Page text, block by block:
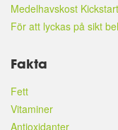
Medelhavskost
För att lyckas på sikt
Fakta
Fett
Vitaminer
Antioxidanter